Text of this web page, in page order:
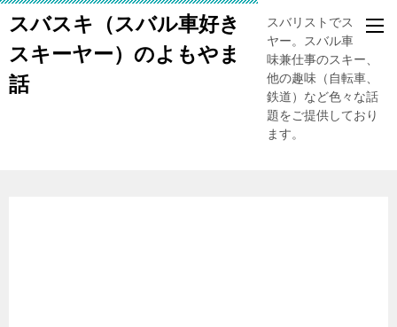
スバスキ（スバル車好き
スキーヤー）のよもやま
話
スバリストでスキー
ヤー。スバル車、趣
味兼仕事のスキー、
他の趣味（自転車、
鉄道）など色々な話
題をご提供しており
ます。